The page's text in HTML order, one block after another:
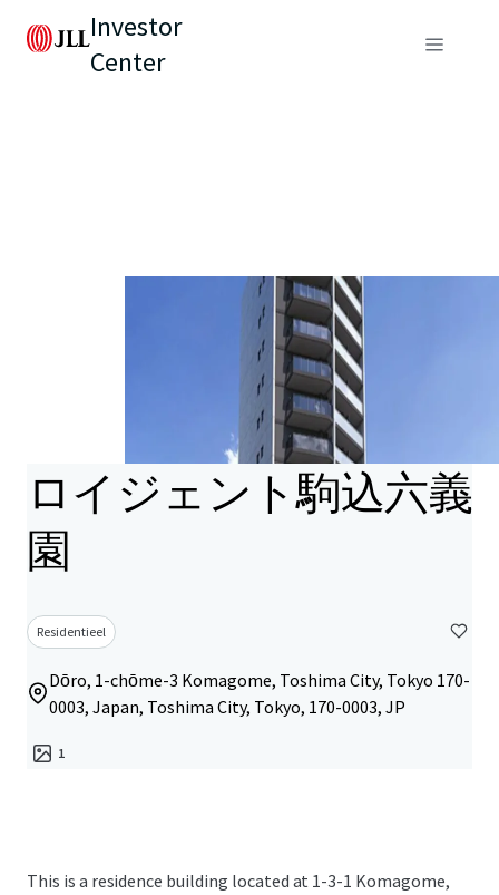
Investor
Center
ロイジェント駒込六義
園
Residentieel
Dōro, 1-chōme-3 Komagome, Toshima City, Tokyo 170-
0003, Japan, Toshima City, Tokyo, 170-0003, JP
1
This is a residence building located at 1-3-1 Komagome,